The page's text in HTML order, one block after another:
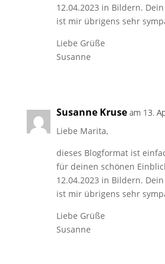
12.04.2023 in Bildern.
ist mir übrigens sehr
Liebe Grüße
Susanne
Susanne Kruse am 13.
Liebe Marita,
dieses Blogformat ist
für deinen schönen
12.04.2023 in Bildern.
ist mir übrigens sehr
Liebe Grüße
Susanne